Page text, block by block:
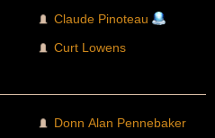
Claude Pinoteau
Curt Lowens
Donn Alan Pennebaker